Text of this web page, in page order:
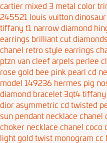
cartier mixed 3 metal color
245521 louis vuitton
tiffany t1 narrow diamond
earrings brilliant cut diamonds
chanel retro style earrings
ptznvan cleef arpels perlee
rose gold bee pink pearl cd
model 149236 hermes pig
diamond bracelet 3qt4
dior asymmetric cd twisted
sun pendant necklace chanel
choker necklace chanel coco
light gold twist monogram cc